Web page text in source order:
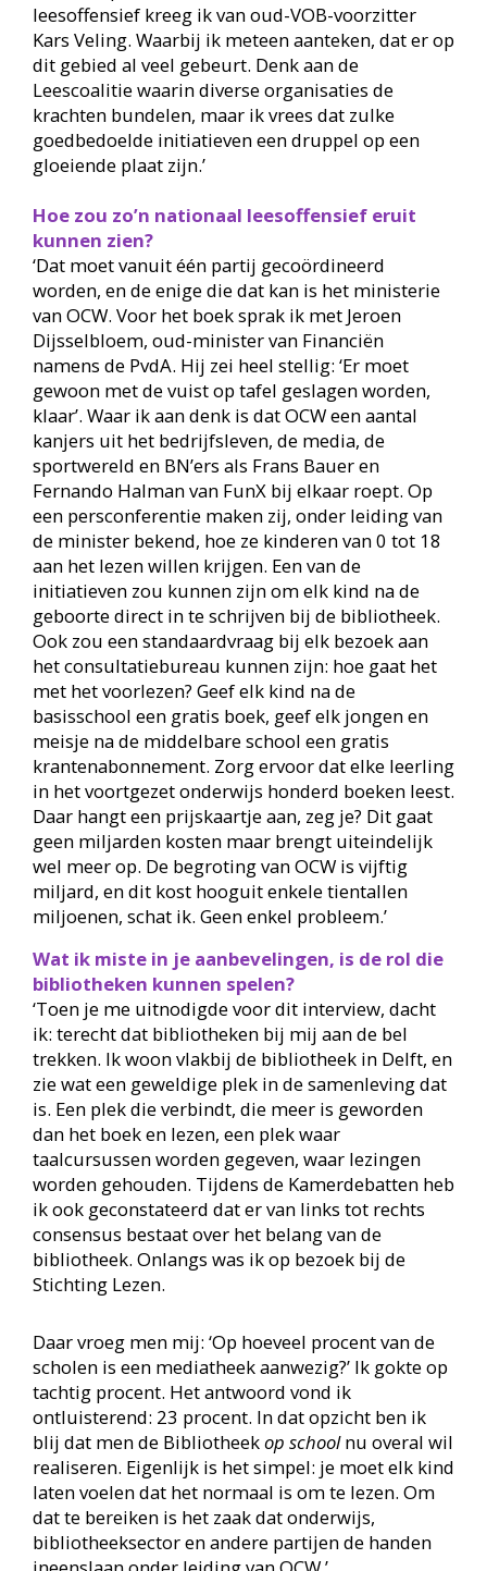
Daar vroeg men mij: ‘Op hoeveel procent van de
scholen is een mediatheek aanwezig?’ Ik gokte op
tachtig procent. Het antwoord vond ik
ontluisterend: 23 procent. In dat opzicht ben ik
blij dat men de Bibliotheekop schoolnu overal wil
realiseren. Eigenlijk is het simpel: je moet elk kind
laten voelen dat het normaal is om te lezen. Om
dat te bereiken is het zaak dat onderwijs,
bibliotheeksector en andere partijen de handen
leesoffensief kreeg ik van oud-VOB-voorzitter
Kars Veling. Waarbij ik meteen aanteken, dat er op
dit gebied al veel gebeurt. Denk aan de
Leescoalitie waarin diverse organisaties de
krachten bundelen, maar ik vrees dat zulke
goedbedoelde initiatieven een druppel op een
gloeiende plaat zijn.’
Hoe zou zo’n nationaal leesoffensief eruit
kunnen zien?
‘Dat moet vanuit één partij gecoördineerd
worden, en de enige die dat kan is het ministerie
van OCW. Voor het boek sprak ik met Jeroen
Dijsselbloem, oud-minister van Financiën
namens de PvdA. Hij zei heel stellig: ‘Er moet
gewoon met de vuist op tafel geslagen worden,
klaar’. Waar ik aan denk is dat OCW een aantal
kanjers uit het bedrijfsleven, de media, de
sportwereld en BN’ers als Frans Bauer en
Fernando Halman van FunX bij elkaar roept. Op
een persconferentie maken zij, onder leiding van
de minister bekend, hoe ze kinderen van 0 tot 18
aan het lezen willen krijgen. Een van de
initiatieven zou kunnen zijn om elk kind na de
geboorte direct in te schrijven bij de bibliotheek.
Ook zou een standaardvraag bij elk bezoek aan
het consultatiebureau kunnen zijn: hoe gaat het
met het voorlezen? Geef elk kind na de
basisschool een gratis boek, geef elk jongen en
meisje na de middelbare school een gratis
krantenabonnement. Zorg ervoor dat elke leerling
in het voortgezet onderwijs honderd boeken leest.
Daar hangt een prijskaartje aan, zeg je? Dit gaat
geen miljarden kosten maar brengt uiteindelijk
wel meer op. De begroting van OCW is vijftig
miljard, en dit kost hooguit enkele tientallen
miljoenen, schat ik. Geen enkel probleem.’
Wat ik miste in je aanbevelingen, is de rol die
bibliotheken kunnen spelen?
‘Toen je me uitnodigde voor dit interview, dacht
ik: terecht dat bibliotheken bij mij aan de bel
trekken. Ik woon vlakbij de bibliotheek in Delft, en
zie wat een geweldige plek in de samenleving dat
is. Een plek die verbindt, die meer is geworden
dan het boek en lezen, een plek waar
taalcursussen worden gegeven, waar lezingen
worden gehouden. Tijdens de Kamerdebatten heb
ik ook geconstateerd dat er van links tot rechts
consensus bestaat over het belang van de
bibliotheek. Onlangs was ik op bezoek bij de
Stichting Lezen.